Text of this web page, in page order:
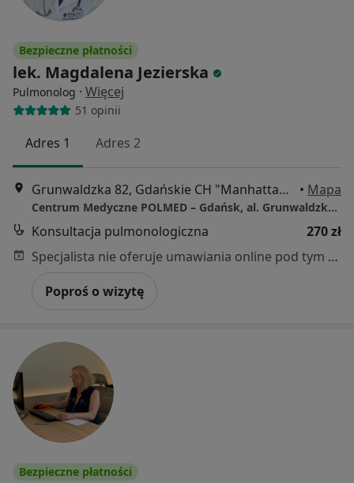
Bezpieczne płatności
lek. Magdalena Jezierska
Pulmonolog · Więcej
51 opinii
Adres 1 Adres 2
Grunwaldzka 82, Gdańskie CH "Manhattan", Gdańsk • Mapa
Centrum Medyczne POLMED – Gdańsk, al. Grunwaldzka 82
Konsultacja pulmonologiczna
270 zł
Specjalista nie oferuje umawiania online pod tym adresem.
Poproś o wizytę
Bezpieczne płatności